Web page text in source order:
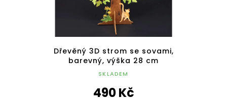
Dřevěný 3D strom se sovami,
barevný, výška 28 cm
SKLADEM
490 Kč